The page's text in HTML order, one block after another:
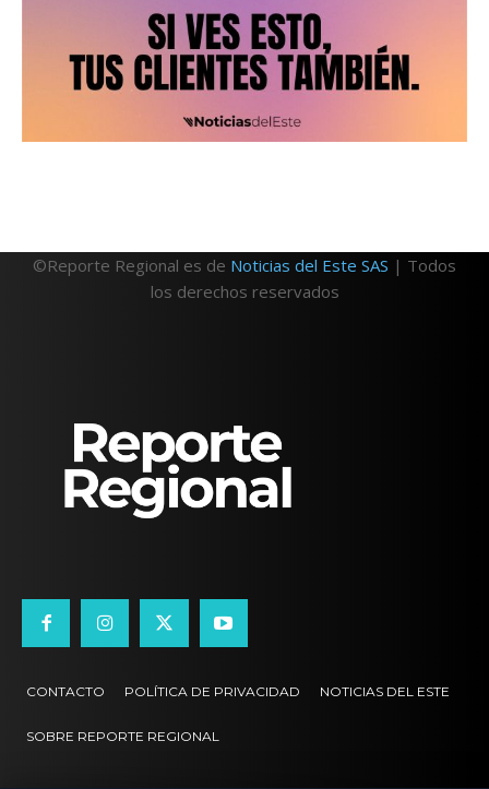
©Reporte Regional es de Noticias del Este SAS | Todos
los derechos reservados
CONTACTO POLÍTICA DE PRIVACIDAD NOTICIAS DEL ESTE
SOBRE REPORTE REGIONAL